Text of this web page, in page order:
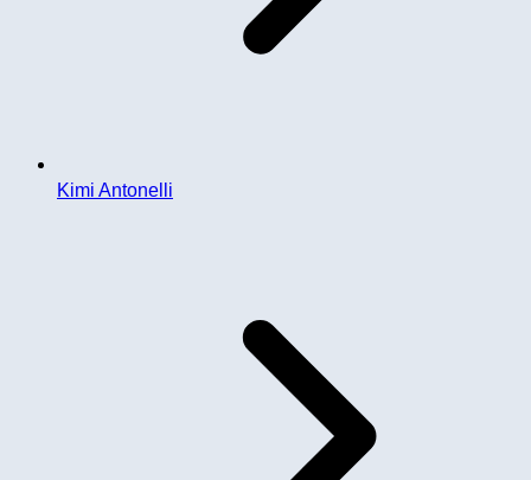
Kimi Antonelli